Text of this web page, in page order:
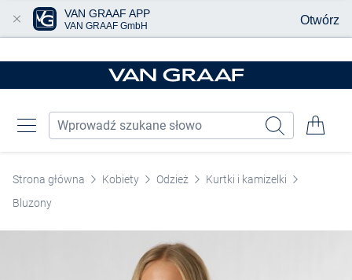
Strona główna Kobiety Odzież
Kurtki i kamizelki
Bluzony
VAN GRAAF APP
VAN GRAAF GmbH Otwórz